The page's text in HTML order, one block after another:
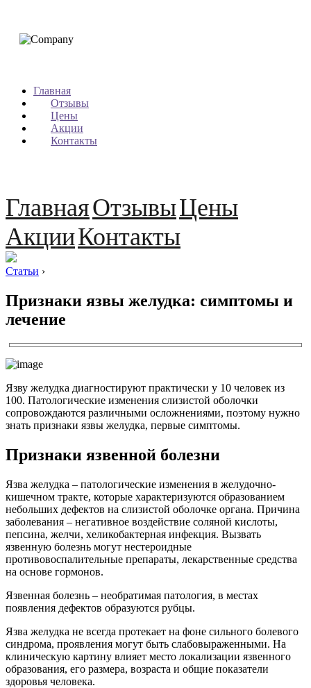
Главная
Отзывы
Цены
Акции
Контакты
ГлавнаяОтзывыЦены
АкцииКонтакты
Статьи ›
Признаки язвы желудка: симптомы и
лечение
Язву желудка диагностируют практически у 10 человек из
100. Патологические изменения слизистой оболочки
сопровождаются различными осложнениями, поэтому нужно
знать признаки язвы желудка, первые симптомы.
Признаки язвенной болезни
Язва желудка – патологические изменения в желудочно-
кишечном тракте, которые характеризуются образованием
небольших дефектов на слизистой оболочке органа. Причина
заболевания – негативное воздействие соляной кислоты,
пепсина, желчи, хеликобактерная инфекция. Вызвать
язвенную болезнь могут нестероидные
противовоспалительные препараты, лекарственные средства
на основе гормонов.
Язвенная болезнь – необратимая патология, в местах
появления дефектов образуются рубцы.
Язва желудка не всегда протекает на фоне сильного болевого
синдрома, проявления могут быть слабовыраженными. На
клиническую картину влияет место локализации язвенного
образования, его размера, возраста и общие показатели
здоровья человека.